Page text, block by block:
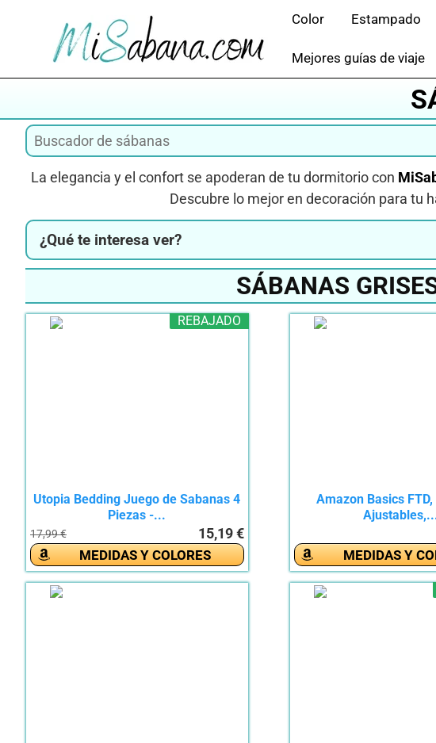
Color Estampado
Mejores guías de viaje
La elegancia y el confort se apoderan de tu dormitorio con
Descubre lo mejor en decoración para tu
¿Qué te interesa ver?
SÁBANAS
REBAJADO
Utopia Bedding Juego de Sabanas 4
Piezas -...
17,99 € 15,19 €
MEDIDAS Y COLORES
Amazon Basics
MEDIDAS Y